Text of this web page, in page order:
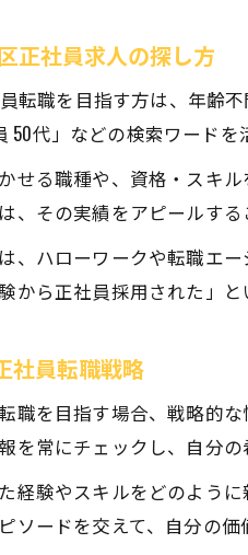
正社員求人の探し方
転職を目指す方は、年齢
50代」などの検索ワード
せる職種や、資格・スキ
、その実績をアピールす
、ハローワークや転職エ
から正社員採用された」
社員転職戦略
職を目指す場合、戦略的
を常にチェックし、自分
経験やスキルをどのよう
ソードを交えて、自分の